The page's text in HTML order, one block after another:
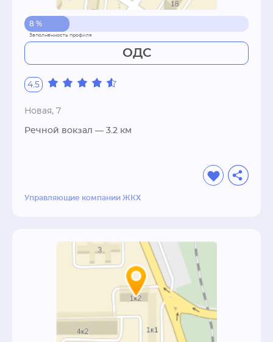
8 %
ОДС
4.5
Новая, 7
Речной вокзал — 3.2 км
Управляющие компании ЖКХ